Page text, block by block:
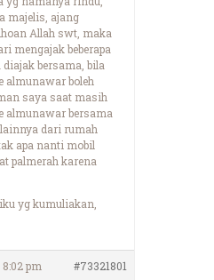
majelis, ajang
Allah swt, maka
mengajak beberapa
bersama, bila
almunawar boleh
saya saat masih
almunawar bersama
dari rumah
apa nanti mobil
palmerah karena
yg kumuliakan,
pm #73321801